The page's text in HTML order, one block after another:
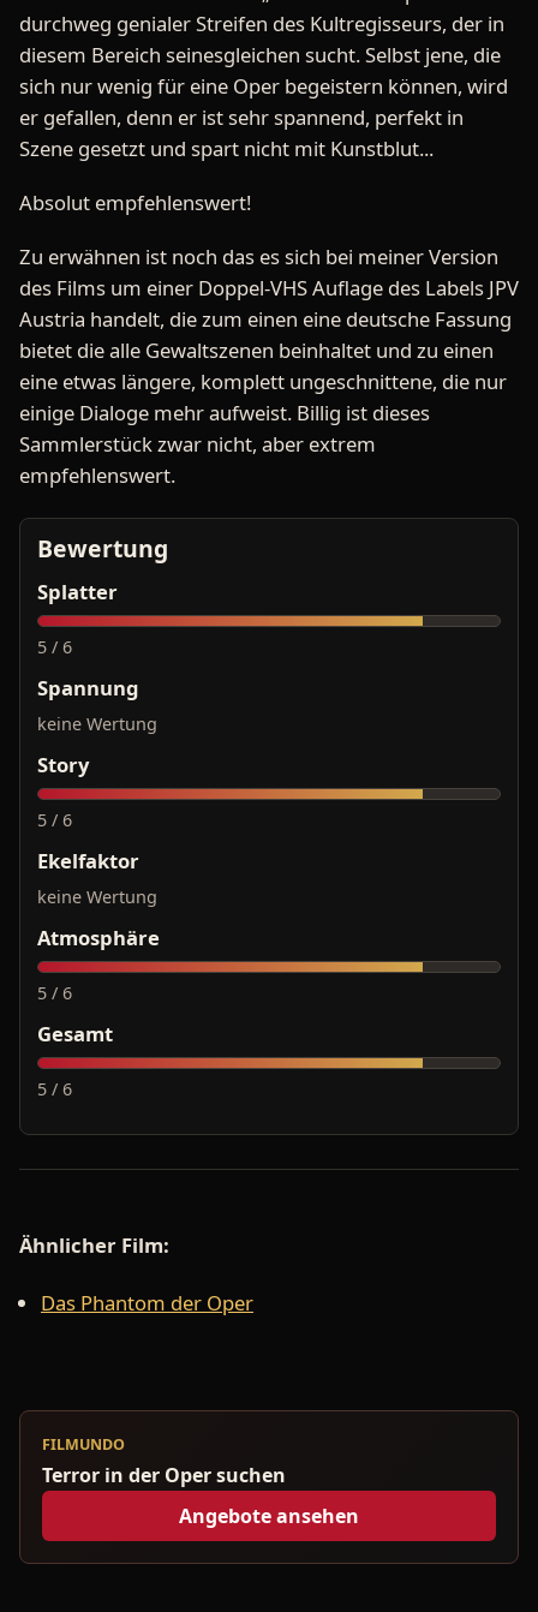
durchweg genialer Streifen des Kultregisseurs, der in
diesem Bereich seinesgleichen sucht. Selbst jene, die
sich nur wenig für eine Oper begeistern können, wird
er gefallen, denn er ist sehr spannend, perfekt in
Szene gesetzt und spart nicht mit Kunstblut...
Absolut empfehlenswert!
Zu erwähnen ist noch das es sich bei meiner Version
des Films um einer Doppel-VHS Auflage des Labels JPV
Austria handelt, die zum einen eine deutsche Fassung
bietet die alle Gewaltszenen beinhaltet und zu einen
eine etwas längere, komplett ungeschnittene, die nur
einige Dialoge mehr aufweist. Billig ist dieses
Sammlerstück zwar nicht, aber extrem
empfehlenswert.
Bewertung
Splatter
5 / 6
Spannung
keine Wertung
Story
5 / 6
Ekelfaktor
keine Wertung
Atmosphäre
5 / 6
Gesamt
5 / 6
Ähnlicher Film:
Das Phantom der Oper
FILMUNDO
Terror in der Oper suchen
Angebote ansehen